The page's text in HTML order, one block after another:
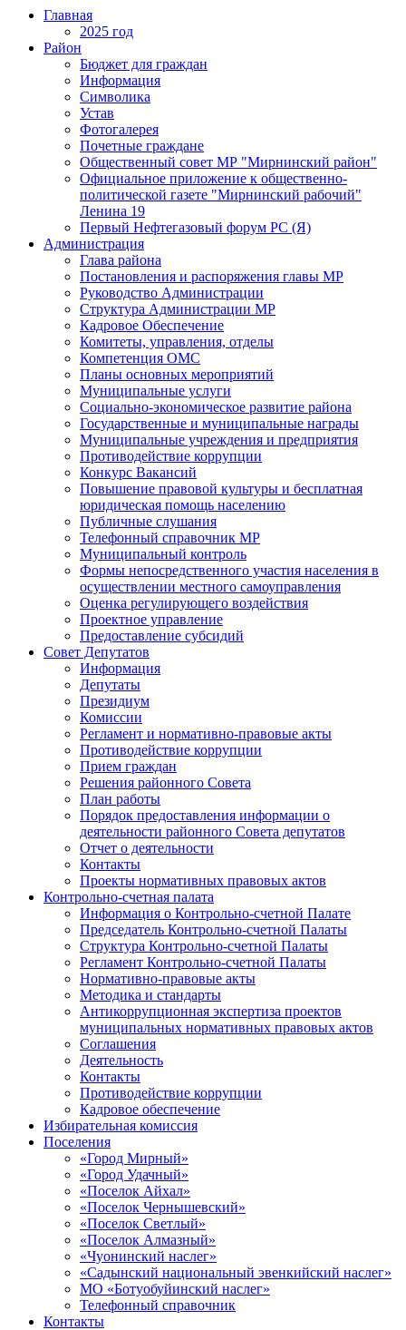
Главная
2025 год
Район
Бюджет для граждан
Информация
Символика
Устав
Фотогалерея
Почетные граждане
Общественный совет МР "Мирнинский район"
Официальное приложение к общественно-
политической газете "Мирнинский рабочий"
Ленина 19
Первый Нефтегазовый форум РС (Я)
Администрация
Глава района
Постановления и распоряжения главы МР
Руководство Администрации
Структура Администрации МР
Кадровое Обеспечение
Комитеты, управления, отделы
Компетенция ОМС
Планы основных мероприятий
Муниципальные услуги
Социально-экономическое развитие района
Государственные и муниципальные награды
Муниципальные учреждения и предприятия
Противодействие коррупции
Конкурс Вакансий
Повышение правовой культуры и бесплатная
юридическая помощь населению
Публичные слушания
Телефонный справочник МР
Муниципальный контроль
Формы непосредственного участия населения в
осуществлении местного самоуправления
Оценка регулирующего воздействия
Проектное управление
Предоставление субсидий
Совет Депутатов
Информация
Депутаты
Президиум
Комиссии
Регламент и нормативно-правовые акты
Противодействие коррупции
Прием граждан
Решения районного Совета
План работы
Порядок предоставления информации о
деятельности районного Совета депутатов
Отчет о деятельности
Контакты
Проекты нормативных правовых актов
Контрольно-счетная палата
Информация о Контрольно-счетной Палате
Председатель Контрольно-счетной Палаты
Структура Контрольно-счетной Палаты
Регламент Контрольно-счетной Палаты
Нормативно-правовые акты
Методика и стандарты
Антикоррупционная экспертиза проектов
муниципальных нормативных правовых актов
Соглашения
Деятельность
Контакты
Противодействие коррупции
Кадровое обеспечение
Избирательная комиссия
Поселения
«Город Мирный»
«Город Удачный»
«Поселок Айхал»
«Поселок Чернышевский»
«Поселок Светлый»
«Поселок Алмазный»
«Чуонинский наслег»
«Садынский национальный эвенкийский наслег»
МО «Ботуобуйинский наслег»
Телефонный справочник
Контакты